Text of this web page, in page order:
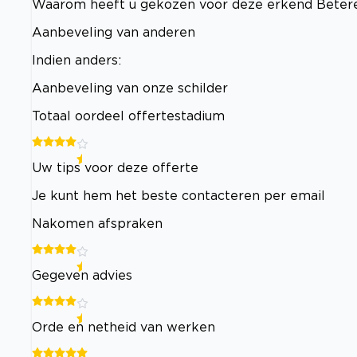
Waarom heeft u gekozen voor deze erkend
Aanbeveling van anderen
Indien anders:
Aanbeveling van onze schilder
Totaal oordeel offertestadium
Uw tips voor deze offerte
Je kunt hem het beste contacteren per email
Nakomen afspraken
Gegeven advies
Orde en netheid van werken